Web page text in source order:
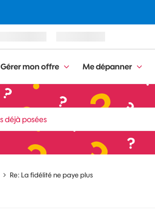
Gérer mon offre Me dépanner
Re: La fidélité ne paye plus